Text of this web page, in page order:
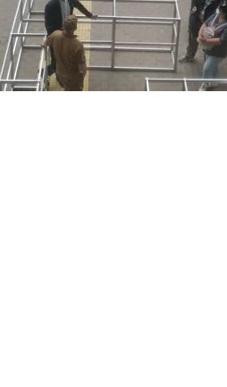
«Дію».
СoronaVac
здравоохранения.